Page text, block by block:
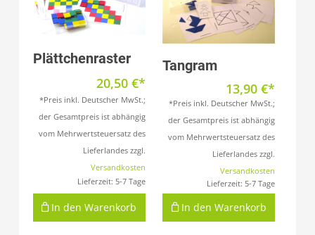
Plättchenraster
In den Warenkorb
20,50 €
*Preis inkl. Deutscher MwSt.;
der Gesamtpreis ist abhängig
vom Mehrwertsteuersatz des
Lieferlandes zzgl.
Versandkosten
Lieferzeit: 5-7 Tage
Tangram
In den Warenkorb
13,90 €
*Preis inkl. Deutscher MwSt.;
der Gesamtpreis ist abhängig
vom Mehrwertsteuersatz des
Lieferlandes zzgl.
Versandkosten
Lieferzeit: 5-7 Tage